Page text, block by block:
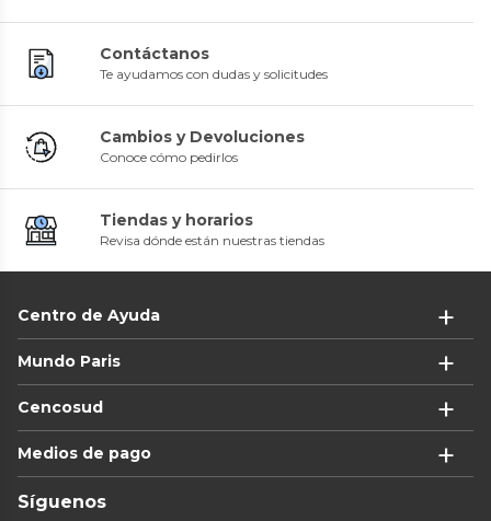
Contáctanos
Te ayudamos con dudas y solicitudes
Cambios y Devoluciones
Conoce cómo pedirlos
Tiendas y horarios
Revisa dónde están nuestras tiendas
Centro de Ayuda
Mundo Paris
Cencosud
Medios de pago
Síguenos